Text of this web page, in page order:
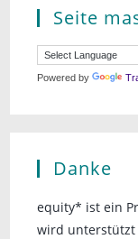
Seite
Powered by
Danke
equity* ist ein
wird unterstützt